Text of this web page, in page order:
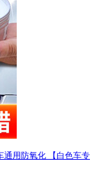
通用防氧化 【白色车专